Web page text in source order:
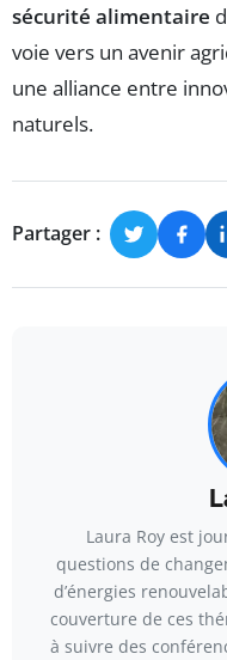
sécurité alimentaire
voie vers un avenir
une alliance entre
naturels.
Partager :
Laura Roy est
questions de
d’énergies
couverture de ces
à suivre des